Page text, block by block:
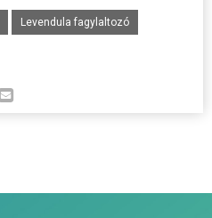
Levendula fagylaltozó